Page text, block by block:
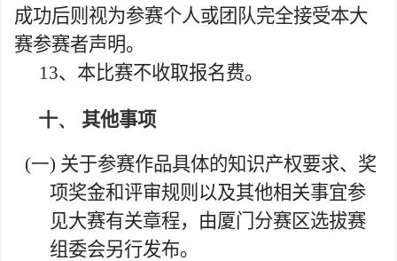
成功后则视为参赛个人或团队完全接受本大
赛参赛者声明。
13、本比赛不收取报名费。
十、 其他事项
(一) 关于参赛作品具体的知识产权要求、奖
项奖金和评审规则以及其他相关事宜参
见大赛有关章程，由厦门分赛区选拔赛
组委会另行发布。